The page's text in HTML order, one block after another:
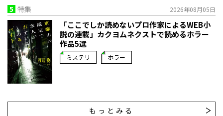
5 特集 2026年08月05日
「ここでしか読めないプロ作家によるWEB小
説の連載」――カクヨムネクストで読めるホラー
作品5選
ミステリ ホラー
もっとみる